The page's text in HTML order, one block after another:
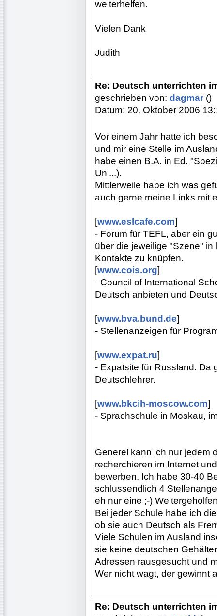
weiterhelfen.
Vielen Dank
Judith
Re: Deutsch unterrichten
geschrieben von: dagmar ()
Datum: 20. Oktober 2006
Vor einem Jahr hatte ich
und mir eine Stelle im
habe einen B.A. in Ed.
Uni...).
Mittlerweile habe ich was
auch gerne meine Links mit
[www.eslcafe.com]
- Forum für TEFL, aber ein
über die jeweilige "Szene"
Kontakte zu knüpfen.
[www.cois.org]
- Council of International
Deutsch anbieten und
[www.bva.bund.de]
- Stellenanzeigen für
[www.expat.ru]
- Expatsite für Russland. Da
Deutschlehrer.
[www.bkcih-moscow.com]
- Sprachschule in Moskau,
Generel kann ich nur jedem
recherchieren im Internet
bewerben. Ich habe 30-40
schlussendlich 4
eh nur eine ;-)
Bei jeder Schule habe ich
ob sie auch Deutsch als
Viele Schulen im Ausland
sie keine deutschen
Adressen rausgesucht und
Wer nicht wagt, der gewinnt
Re: Deutsch unterrichten